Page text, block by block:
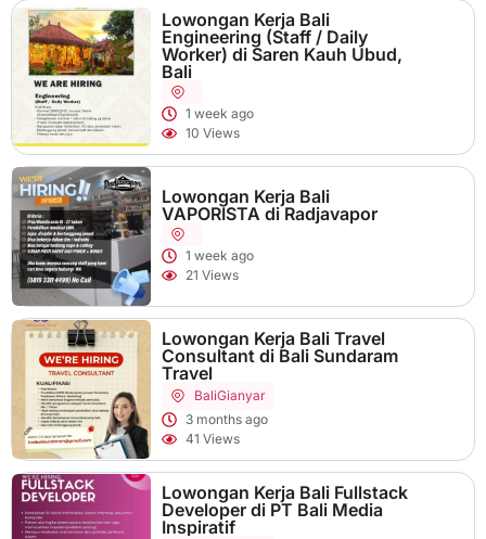
Lowongan Kerja Bali
Engineering (Staff / Daily
Worker) di Saren Kauh Ubud,
Bali
1 week ago
10 Views
Lowongan Kerja Bali
VAPORISTA di Radjavapor
1 week ago
21 Views
Lowongan Kerja Bali Travel
Consultant di Bali Sundaram
Travel
BaliGianyar
3 months ago
41 Views
Lowongan Kerja Bali Fullstack
Developer di PT Bali Media
Inspiratif